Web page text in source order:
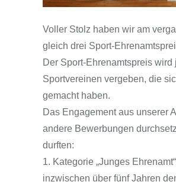
Voller Stolz haben wir am
gleich drei Sport-
Der Sport-Ehrenamtspreis
Sportvereinen vergeben, die
gemacht haben.
Das Engagement aus unserer
andere Bewerbungen
durften:
1. Kategorie „Junges
inzwischen über fünf Jahren